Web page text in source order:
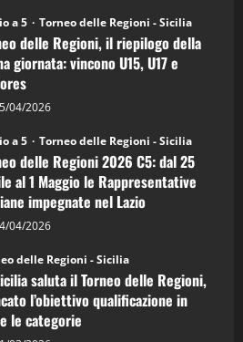
a 5 Torneo delle Regioni - Sicilia
delle Regioni, il riepilogo della
giornata: vincono U15, U17 e
04/2026
a 5 Torneo delle Regioni - Sicilia
delle Regioni 2026 C5: dal 25
al 1 Maggio le Rappresentative
impegnate nel Lazio
04/2026
delle Regioni - Sicilia
saluta il Torneo delle Regioni,
l’obiettivo qualificazione in
le categorie